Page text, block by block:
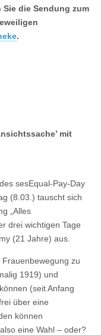
Sie die Sendung zum
.
mit
sesEqual-Pay-Day
(8.03.) tauscht sich
„Alles
drei wichtigen Tage
(21 Jahre) aus.
zu
1919) und
(seit Anfang
über eine
können
eine Wahl – oder?